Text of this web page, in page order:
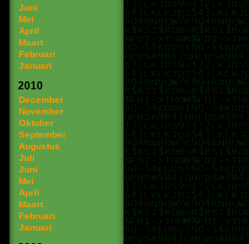
Juni
Mei
April
Maart
Februari
Januari
2010
December
November
Oktober
September
Augustus
Juli
Juni
Mei
April
Maart
Februari
Januari